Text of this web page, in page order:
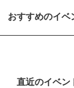
おすすめのイベ
直近のイベン